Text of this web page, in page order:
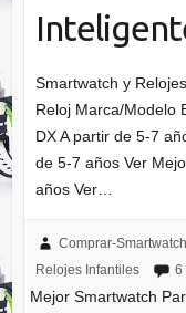
Smartwatch y
Reloj Marca/Modelo
DX A partir de 5-7
de 5-7 años Ver
años Ver…
Comprar-Smartwatch
Relojes Infantiles
6
Mejor Smartwatch